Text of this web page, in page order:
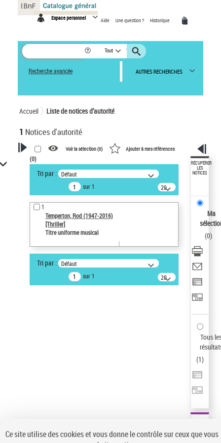
Espace personnel Aide Une question ? Historique
Tout
Recherche avancée AUTRES RECHERCHES
Accueil Liste de notices d’autorité
1 Notices d'autorité
VOTRE RECHERCHE
Recherche avancée dans les
notices d’autorité
Œuvres liées à l'auteur :
Temperton, Rod (1947-2016)
Type de notice d'autorité
Titre uniforme musical
Voir la sélection (0) Ajouter à mes références
(0)
Tri par : Défaut
sur 1
20
résultats/page
1
Temperton, Rod (1947-2016)
[Thriller]
Titre uniforme musical
Tri par : Défaut
sur 1
20
résultats/page
RÉCUPÉRER
LES
NOTICES
Ma
(0)
Tous
(1)
Panneau de gestion des cookies
Ce site utilise des cookies et vous donne le contrôle sur ceux que vous